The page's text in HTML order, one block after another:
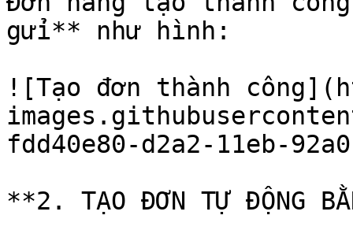
gửi** như hình:
![Tạo đơn thành
fdd40e80-d2a2-11eb-
**2. TẠO ĐƠN TỰ ĐỘNG